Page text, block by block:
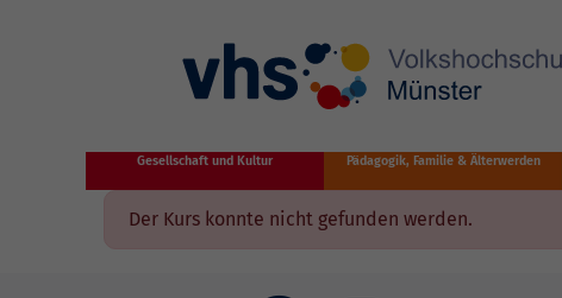
Gesellschaft und Kultur Pädagogik, Familie & Älterwerden
Der Kurs konnte nicht gefunden werden.